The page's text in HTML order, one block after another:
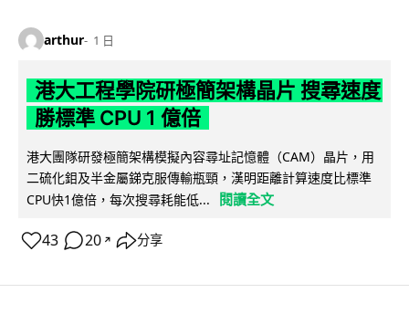
arthur 1 日
港大工程學院研極簡架構晶片 搜尋速度
勝標準 CPU 1 億倍
港大團隊研發極簡架構模擬內容尋址記憶體（CAM）晶片，用
二硫化鉬及半金屬銻克服傳輸瓶頸，漢明距離計算速度比標準
CPU快1億倍，每次搜尋耗能低...
閱讀全文
43 20 ↗ 分享